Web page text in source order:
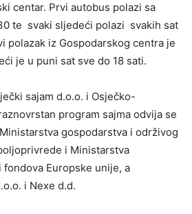
centar. Prvi autobus polazi sa
te svaki sljedeći polazi svakih sat
polazak iz Gospodarskog centra je
je u puni sat sve do 18 sati.
sajam d.o.o. i Osječko-
program sajma odvija se
gospodarstva i održivog
i Ministarstva
Europske unije, a
i Nexe d.d.